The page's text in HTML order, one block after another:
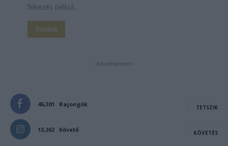
fékezés nélkül...
Tovább
- Advertisement -
46,301 Rajongók TETSZIK
13,262 Követő KÖVETÉS